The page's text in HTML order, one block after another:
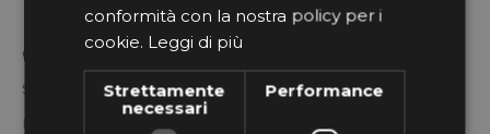
ordini, offerte, segreteria e
coordinamento sono il suo pane quotidiano,
sempre con velocità e precisione dà a tutti le
risposte che servono ad ogni richiesta.
conformità con la nostra policy per i
cookie. Leggi di più
Strettamente
necessari
Performance